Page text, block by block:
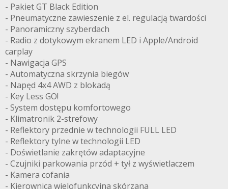
- Pakiet GT Black Edition
- Pneumatyczne zawieszenie z el. regulacją twardości
- Panoramiczny szyberdach
- Radio z dotykowym ekranem LED i Apple/Android
carplay
- Nawigacja GPS
- Automatyczna skrzynia biegów
- Napęd 4x4 AWD z blokadą
- Key Less GO!
- System dostępu komfortowego
- Klimatronik 2-strefowy
- Reflektory przednie w technologii FULL LED
- Reflektory tylne w technologii LED
- Doświetlanie zakrętów adaptacyjne
- Czujniki parkowania przód + tył z wyświetlaczem
- Kamera cofania
- Kierownica wielofunkcyjna skórzana